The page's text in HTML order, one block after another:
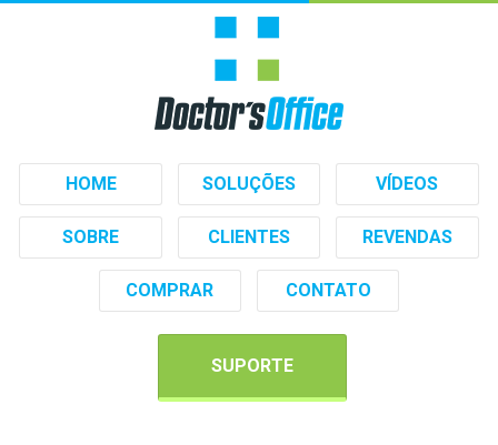
HOME SOLUÇÕES VÍDEOS
SOBRE CLIENTES REVENDAS
COMPRAR CONTATO
SUPORTE